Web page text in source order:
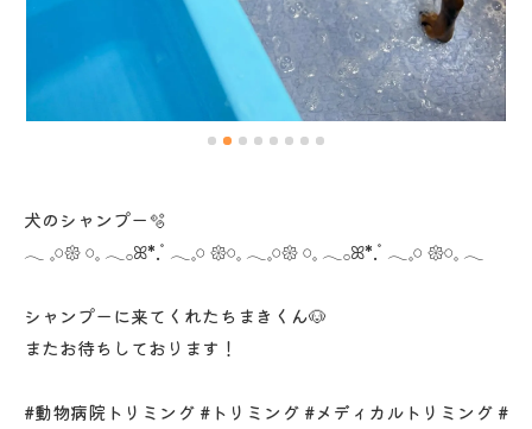
犬のシャンプー🫧
𓂃 𓈒𓏸𑁍‬ 𓏸𓈒‬‬ 𓂃𓂂ꕤ*.ﾟ𓂃𓈒𓏸 𑁍‬𓏸𓈒‬‬ 𓂃𓈒𓏸𑁍‬ 𓏸𓈒‬‬ 𓂃𓂂ꕤ*.ﾟ𓂃𓈒𓏸 𑁍‬𓏸𓈒‬‬ 𓂃
シャンプーに来てくれたちまきくん🐶
またお待ちしております！
#動物病院トリミング #トリミング #メディカルトリミング #